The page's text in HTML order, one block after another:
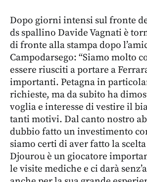
Dopo giorni intensi sul fronte
ds spallino Davide Vagnati è
di fronte alla stampa dopo
Campodarsego: “Siamo molto
essere riusciti a portare a
importanti. Petagna in
richieste, ma da subito ha
voglia e interesse di vestire il
tanti motivi. Dal canto nostro
dubbio fatto un investimento
siamo certi di aver fatto la
Djourou è un giocatore
le visite mediche e ci darà